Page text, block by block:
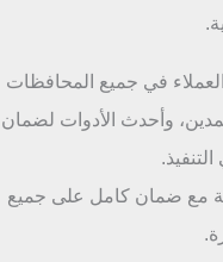
في جميع المحافظات
وأحدث الأدوات لضمان
مع ضمان كامل على جميع